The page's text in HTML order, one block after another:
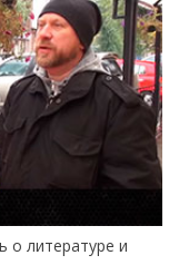
о литературе и